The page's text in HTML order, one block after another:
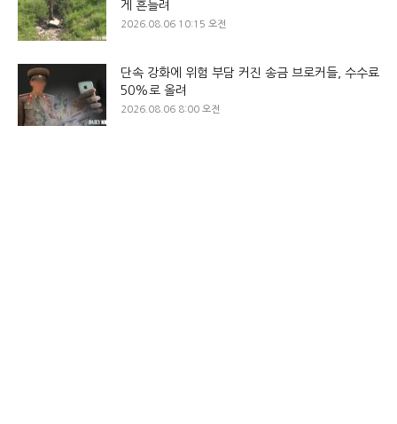
게 흔들려
2026.08.06 10:15 오전
단속 강화에 위험 부담 커진 송금 브로커들, 수수료
50%로 올려
2026.08.06 8:00 오전